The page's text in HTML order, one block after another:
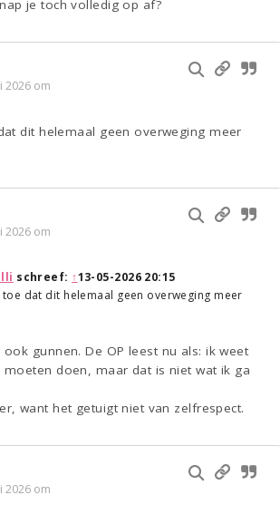
je toch volledig op af?
2026 om
dit helemaal geen overweging meer
2026 om
schreef: ↑13-05-2026 20:15
toe dat dit helemaal geen overweging meer
gunnen. De OP leest nu als: ik weet
moeten doen, maar dat is niet wat ik ga
want het getuigt niet van zelfrespect.
2026 om